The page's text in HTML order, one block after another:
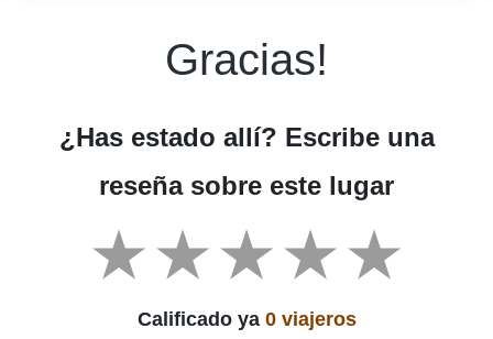
Gracias!
¿Has estado allí? Escribe una
reseña sobre este lugar
Calificado ya 0 viajeros